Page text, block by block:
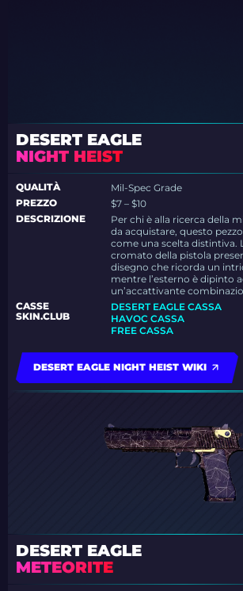
DESERT EAGLE
NIGHT HEIST
QUALITÀ
Mil-Spec Grade
PREZZO
$7 – $10
DESCRIZIONE
Per chi è alla ricerca della
da acquistare, questo
come una scelta distintiva.
cromato della pistola
disegno che ricorda un
mentre l’esterno è dipinto
un’accattivante
CASSE
SKIN.CLUB
DESERT EAGLE CASSA
HAVOC CASSA
FREE CASSA
DESERT EAGLE NIGHT HEIST WIKI
DESERT EAGLE
METEORITE